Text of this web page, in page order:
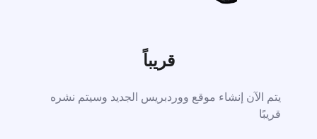
قريباً
يتم الآن إنشاء موقع ووردبريس الجديد وسيتم نشره
قريبًا